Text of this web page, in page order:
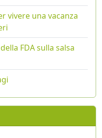
vivere una vacanza
FDA sulla salsa